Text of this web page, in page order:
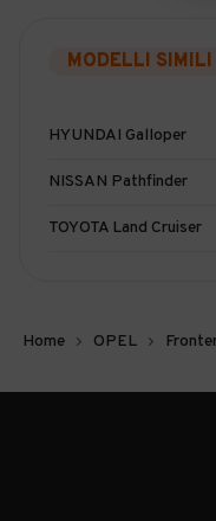
MODELLI SIMILI
HYUNDAI Galloper
NISSAN Pathfinder
TOYOTA Land Cruiser
Home OPEL